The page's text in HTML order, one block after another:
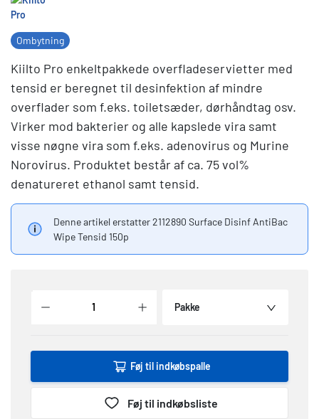
Ombytning
Kiilto Pro enkeltpakkede overfladeservietter med
tensid er beregnet til desinfektion af mindre
overflader som f.eks. toiletsæder, dørhåndtag osv.
Virker mod bakterier og alle kapslede vira samt
visse nøgne vira som f.eks. adenovirus og Murine
Norovirus. Produktet består af ca. 75 vol%
denatureret ethanol samt tensid.
Denne artikel erstatter 2112890 Surface Disinf AntiBac
Wipe Tensid 150p
Pakke
Føj til indkøbspalle
Føj til indkøbsliste